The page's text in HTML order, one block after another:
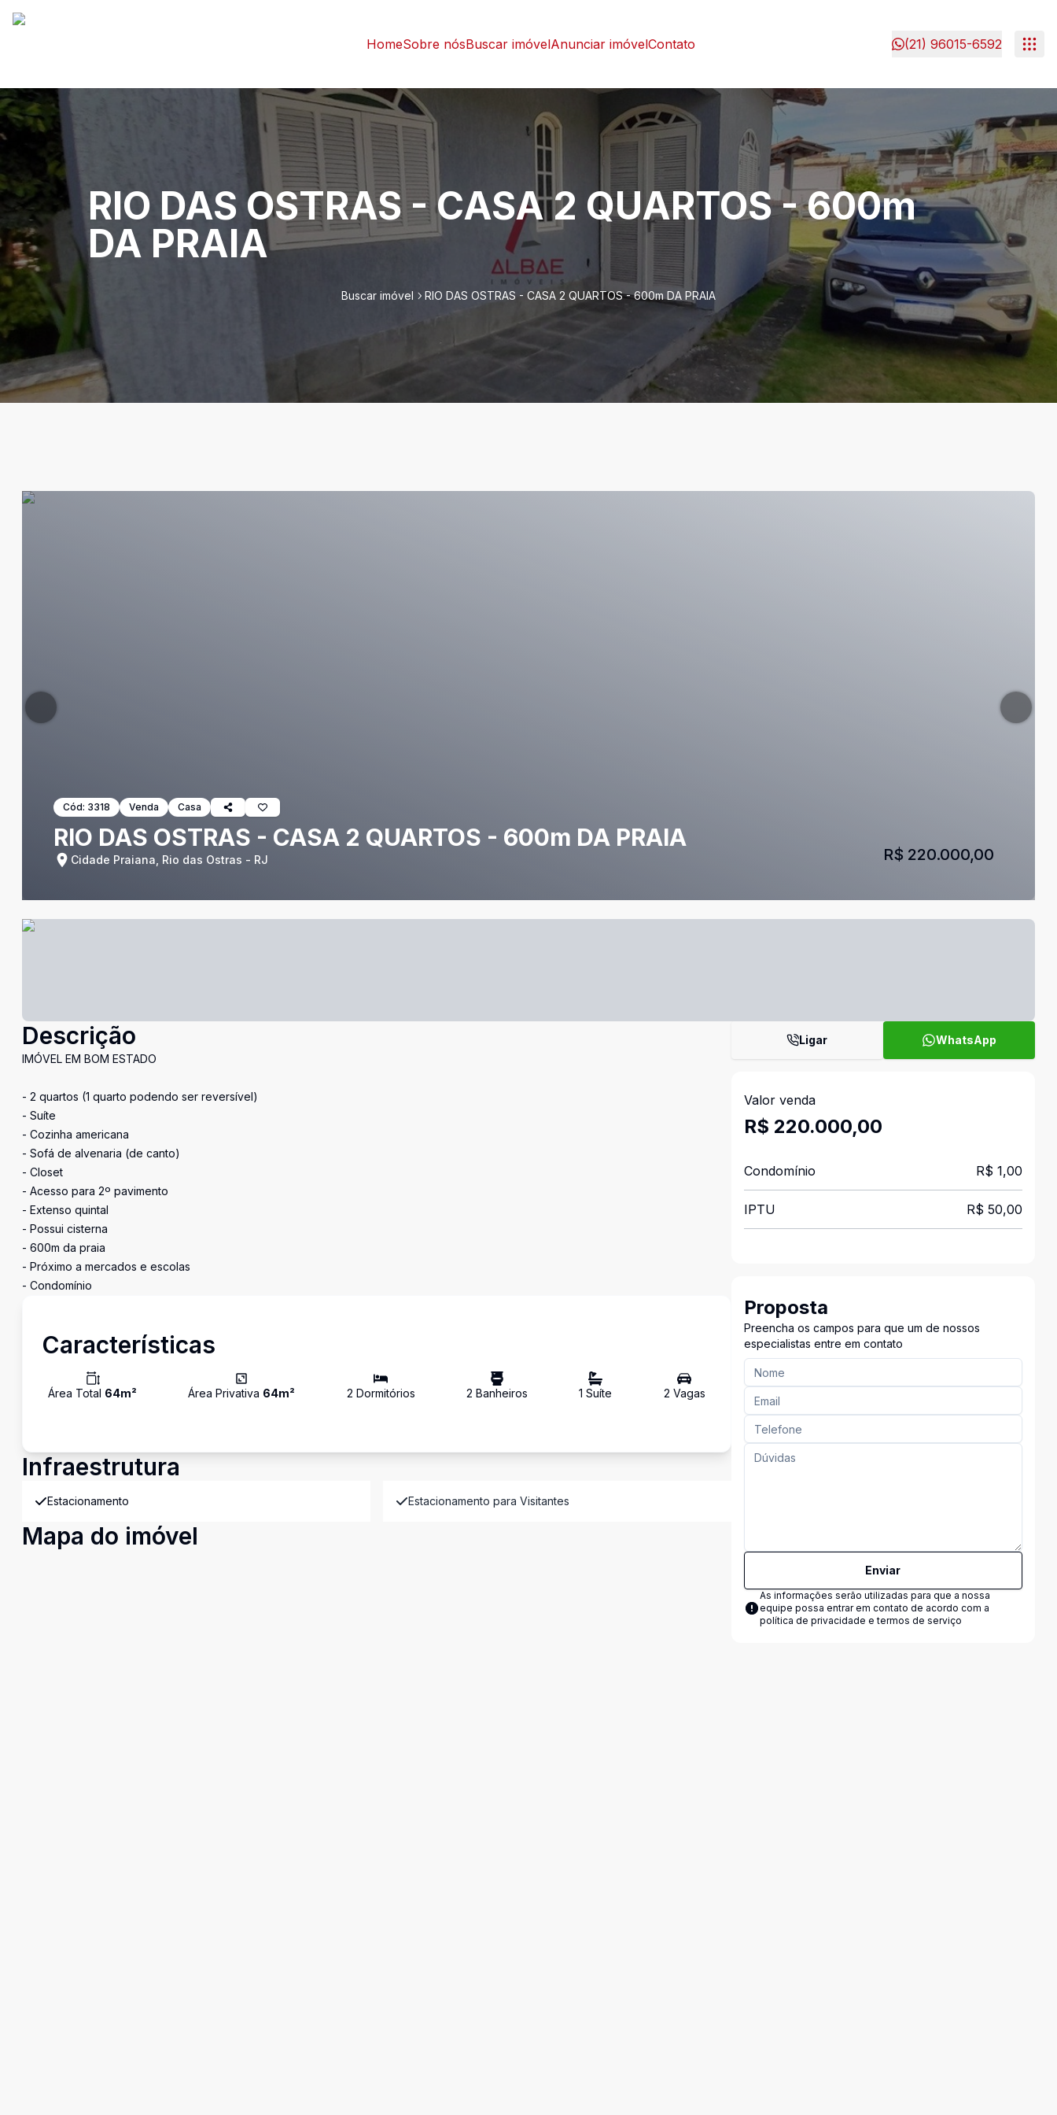
HomeSobre nósBuscar imóvelAnunciar imóvelContato (21) 96015-6592
RIO DAS OSTRAS - CASA 2 QUARTOS - 600m
DA PRAIA
Buscar imóvel RIO DAS OSTRAS - CASA 2 QUARTOS - 600m DA PRAIA
Cód: 3318 Venda Casa
RIO DAS OSTRAS - CASA 2 QUARTOS - 600m DA PRAIA
Cidade Praiana, Rio das Ostras - RJ R$ 220.000,00
Descrição
IMÓVEL EM BOM ESTADO
- 2 quartos (1 quarto podendo ser reversível)
- Suíte
- Cozinha americana
- Sofá de alvenaria (de canto)
- Closet
- Acesso para 2º pavimento
- Extenso quintal
- Possui cisterna
- 600m da praia
- Próximo a mercados e escolas
- Condomínio
Características
Área Total 64m² Área Privativa 64m² 2 Dormitórios 2 Banheiros 1 Suíte 2 Vagas
Infraestrutura
Estacionamento Estacionamento para Visitantes
Mapa do imóvel
Ligar WhatsApp
Valor venda
R$ 220.000,00
Condomínio R$ 1,00
IPTU R$ 50,00
Proposta
Preencha os campos para que um de nossos
especialistas entre em contato
Enviar
As informações serão utilizadas para que a nossa
equipe possa entrar em contato de acordo com a
política de privacidade e termos de serviço